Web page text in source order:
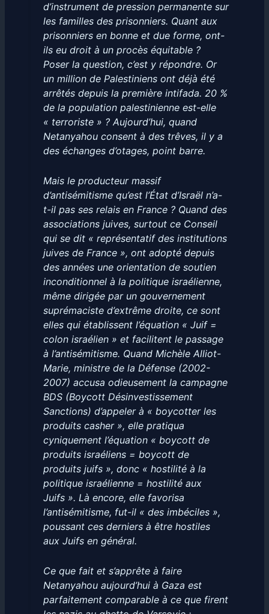
d’instrument de pression permanente sur
les familles des prisonniers. Quant aux
prisonniers en bonne et due forme, ont-
ils eu droit à un procès équitable ?
Poser la question, c’est y répondre. Or
un million de Palestiniens ont déjà été
arrêtés depuis la première intifada. 20 %
de la population palestinienne est-elle
« terroriste » ? Aujourd’hui, quand
Netanyahou consent à des trêves, il y a
des échanges d’otages, point barre.
Mais le producteur massif
d’antisémitisme qu’est l’État d’Israël n’a-
t-il pas ses relais en France ? Quand des
associations juives, surtout ce Conseil
qui se dit « représentatif des institutions
juives de France », ont adopté depuis
des années une orientation de soutien
inconditionnel à la politique israélienne,
même dirigée par un gouvernement
suprémaciste d’extrême droite, ce sont
elles qui établissent l’équation « Juif =
colon israélien » et facilitent le passage
à l’antisémitisme. Quand Michèle Alliot-
Marie, ministre de la Défense (2002-
2007) accusa odieusement la campagne
BDS (Boycott Désinvestissement
Sanctions) d’appeler à « boycotter les
produits casher », elle pratiqua
cyniquement l’équation « boycott de
produits israéliens = boycott de
produits juifs », donc « hostilité à la
politique israélienne = hostilité aux
Juifs ». Là encore, elle favorisa
l’antisémitisme, fut-il « des imbéciles »,
poussant ces derniers à être hostiles
aux Juifs en général.
Ce que fait et s’apprête à faire
Netanyahou aujourd’hui à Gaza est
parfaitement comparable à ce que firent